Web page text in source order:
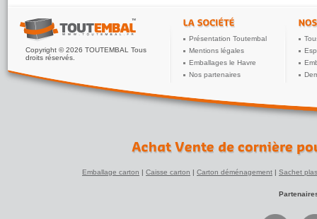
Copyright © 2026 TOUTEMBAL Tous
droits réservés.
Présentation Toutembal
Mentions légales
Emballages le Havre
Nos partenaires
Emballage carton | Caisse carton | Carton déménagement | Sachet